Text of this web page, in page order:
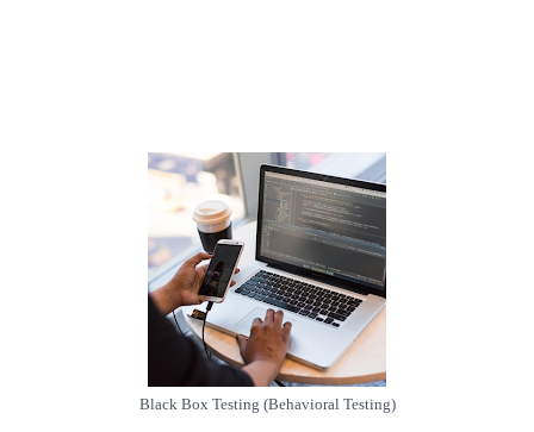
Black Box Testing (Behavioral Testing)